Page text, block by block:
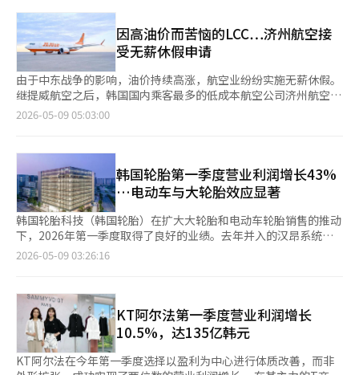
作用。传统的英夫利昔单抗IV形式需要患者到医院进行长时间的注
射，而SC形式则允许患者自行注射，大大改善了治疗的可及性和
便利性。因此，医疗人员和患者都感受到治疗模式的转变。 预计
这一趋势在下半年将继续。由于已经获得超过90%的报销覆盖率，
加上进入上市第二年，医疗人员和患者的认知度正在迅速扩散。实
际上，自上市以来，‘짐펜트라’的处方量每个季度都在增加，增
长曲线有望进一步加快。 以‘짐펜트라’为中心的产品组合扩展战
略也取得了明显成效。去年3月上市的‘스테키마’在上市一年内
PBM的合同建立了报销体系，为市场进入奠定了基础。 未来还将
推出更多新产品。Celltrion计划在下半年推出‘앱토즈마’的SC形
式和‘옴리클로’等新高收益产品，旨在通过与现有产品的协同效
应多元化收入结构，并提升盈利能力。 Celltrion相关人士表
示：“‘짐펜트라’每个季度都在刷新最大处方记录，这表明本地
定制的销售策略正在发挥效果。”并预测：“下半年处方增长速度
将进一步加快。”※ 本报道经人工智能（AI）系统翻译与编辑。
了22%的高速增长，支撑了公司的整体基础实力。在此次业绩发布
中，最引人注目的指标是今年1月5日正式在美国市场推出的口服肥
胖治疗药物“维戈比片”的表现。维戈比片在上市三个月内打破了
全球GLP-1（类胰高血糖素肽-1）市场的记录。在2026年第一季
度，维戈比片的销售额达到了22亿5600万丹麦克朗（约合5000亿
韩元）。同期的总处方数量约为130万件，截至上个月17日，周处
方数量已突破20万件。上市以来的累计处方数量已超过200万，目
前有超过100万名患者通过维戈比片进行肥胖治疗。维戈比片的快
它克服了传统注射剂（SC）方式在用药便利性上的局限，同时保
持了强大的减重效果，从而引发了爆炸性的需求。从地区业绩来
看，美国和全球市场的表现有所不同。第一季度美国的销售额按固
定汇率计算同比下降11%。这是由于美国政府和保险公司对药价的
下调压力导致的“实现价格”下降。然而，尽管价格下降，维戈比
产品线的销售量却急剧增加，部分抵消了收益的下降。美国以外的
全球业务部门销售额同比增长6%。这主要得益于注射剂型维戈比
的供应链稳定和销售量增加。尤其值得注意的是，维戈比片在美国
戈比片在美国以外地区的首次发布预计在2026年下半年进行。如
果在欧洲和亚洲主要国家的审批程序完成，销售增长将进一步加
速。※ 本报道经人工智能（AI）系统翻译与编辑。
日的一周内，韩国综合股价指数和KOSDAQ分别上涨了13.90%和
1.29%。 本周，受全球半导体热潮的推动，国内股市继续走强。三
星电子和SK海力士等大型半导体股吸引了大量买盘，韩国综合股
价指数在盘中突破7500点，市值也超过了6000万亿韩元。美国大
型科技公司的良好业绩和对人工智能（AI）投资扩大的期待刺激了
国内半导体行业的投资情绪。 尤其是在美国超大规模云计算公司
的业绩发布中，AI需求的增长再次得到了确认。亚马逊、微软和谷
歌的业绩均超出市场预期，AI相关的云计算收入增长显著。因此，
体和电力设备等行业表现强劲。 信韩投资证券的研究员哈建亨表
示：“半导体仍然是核心，但第一季度业绩发布后，盈利预期的修
正与历史统计数据一致，SK海力士的估值已达合理水平。”他还
指出：“指数的爆发性上涨可能在5月下旬至6月间出现一次速度调
整。” 从行业来看，半导体本周上涨超过20%，主导了指数的上
涨。证券、贸易、资本品、钢铁、机械和保险等行业也录得两位数
的涨幅。相对而言，媒体、必需消费品、通信、化妆品、服装和酒
店休闲等行业表现较为疲软。市场分析认为，资金集中在AI基础设
的买入势头明显。本周，外资在韩国证券市场净买入超过4万亿韩
元，推动了指数的上涨。然而，在最近半导体股的急剧上涨过程
中，也出现了一些获利了结的迹象，行业内的轮动可能性被提及。
证券界认为，下周国内股市将继续上涨，但在短期过热的压力下，
波动性加大的可能性也存在。美国4月CPI和生产者物价指数
（PPI）的发布、美中首脑会谈、美国联邦储备委员会主席杰罗姆
因高油价而苦恼的LCC…济州航空接
受无薪休假申请
由于中东战争的影响，油价持续高涨，航空业纷纷实施无薪休假。
继提威航空之后，韩国国内乘客最多的低成本航空公司济州航空也
决定接受无薪休假申请。 济州航空于8日表示，将接受希望申请无
高油价影响，决定在本月和下月减少国际航班的4%。除了济州航
空，其他国内航空公司也在减少航班。航空业界正在考虑或实施无
薪休假，以解决因航班减少而出现的闲置人力问题。提威航空也在
5月至6月期间接受客舱乘务员的无薪休假申请。 巧合的是，济州
航空当天公布了第一季度的良好业绩。济州航空在今年第一季度的
单独财报中，记录了4982亿韩元的营业收入。在此期间，营业利
润也达到了644亿韩元，继去年第四季度后连续实现盈利。然而，
航空业界内外分析认为，从第二季度开始，由于高油价的影响，业
下，提前采取了无薪休假措施。 济州航空相关人士表示：“由于
高油价影响导致的临时航班减少，出现了闲置人力。为了支持客舱
乘务员的育儿、家庭照顾和个人休息等需求，我们将在6月一个月
内自由接受自愿者的休假申请。” ※ 本报道经人工智能（AI）系
统翻译与编辑。
2026-05-09 05:03:00
韩国轮胎第一季度营业利润增长43%
…电动车与大轮胎效应显著
韩国轮胎科技（韩国轮胎）在扩大大轮胎和电动车轮胎销售的推动
下，2026年第一季度取得了良好的业绩。去年并入的汉昂系统业
绩改善也反映在内，整体收入和利润均有所增长。 根据8日金融监
元，增长7.1%；净利润为3724亿韩元，增长19.3%。 轮胎业务以
高附加值产品为中心的销售扩展推动了业绩增长。轮胎部门的销售
额为2.5657万亿韩元，同比增长9.3%；营业利润为4375亿韩元，
增长31.1%。营业利润率达17.1%。 18英寸以上的大轮胎在乘用
车和轻型卡车中的销售比例为49.1%，较去年同期上升2个百分
2026-05-09 03:26:16
KT阿尔法第一季度营业利润增长
10.5%，达135亿韩元
KT阿尔法在今年第一季度选择以盈利为中心进行体质改善，而非